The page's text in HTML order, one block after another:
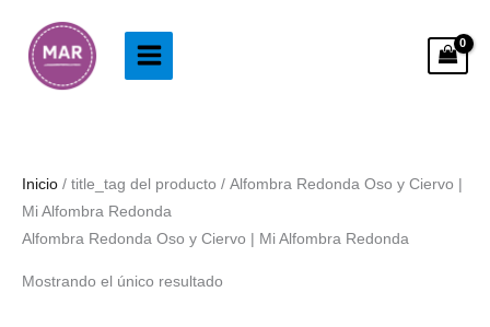
contenido
Inicio / title_tag del producto / Alfombra Redonda Oso y Ciervo |
Mi Alfombra Redonda
Alfombra Redonda Oso y Ciervo | Mi Alfombra Redonda
Mostrando el único resultado